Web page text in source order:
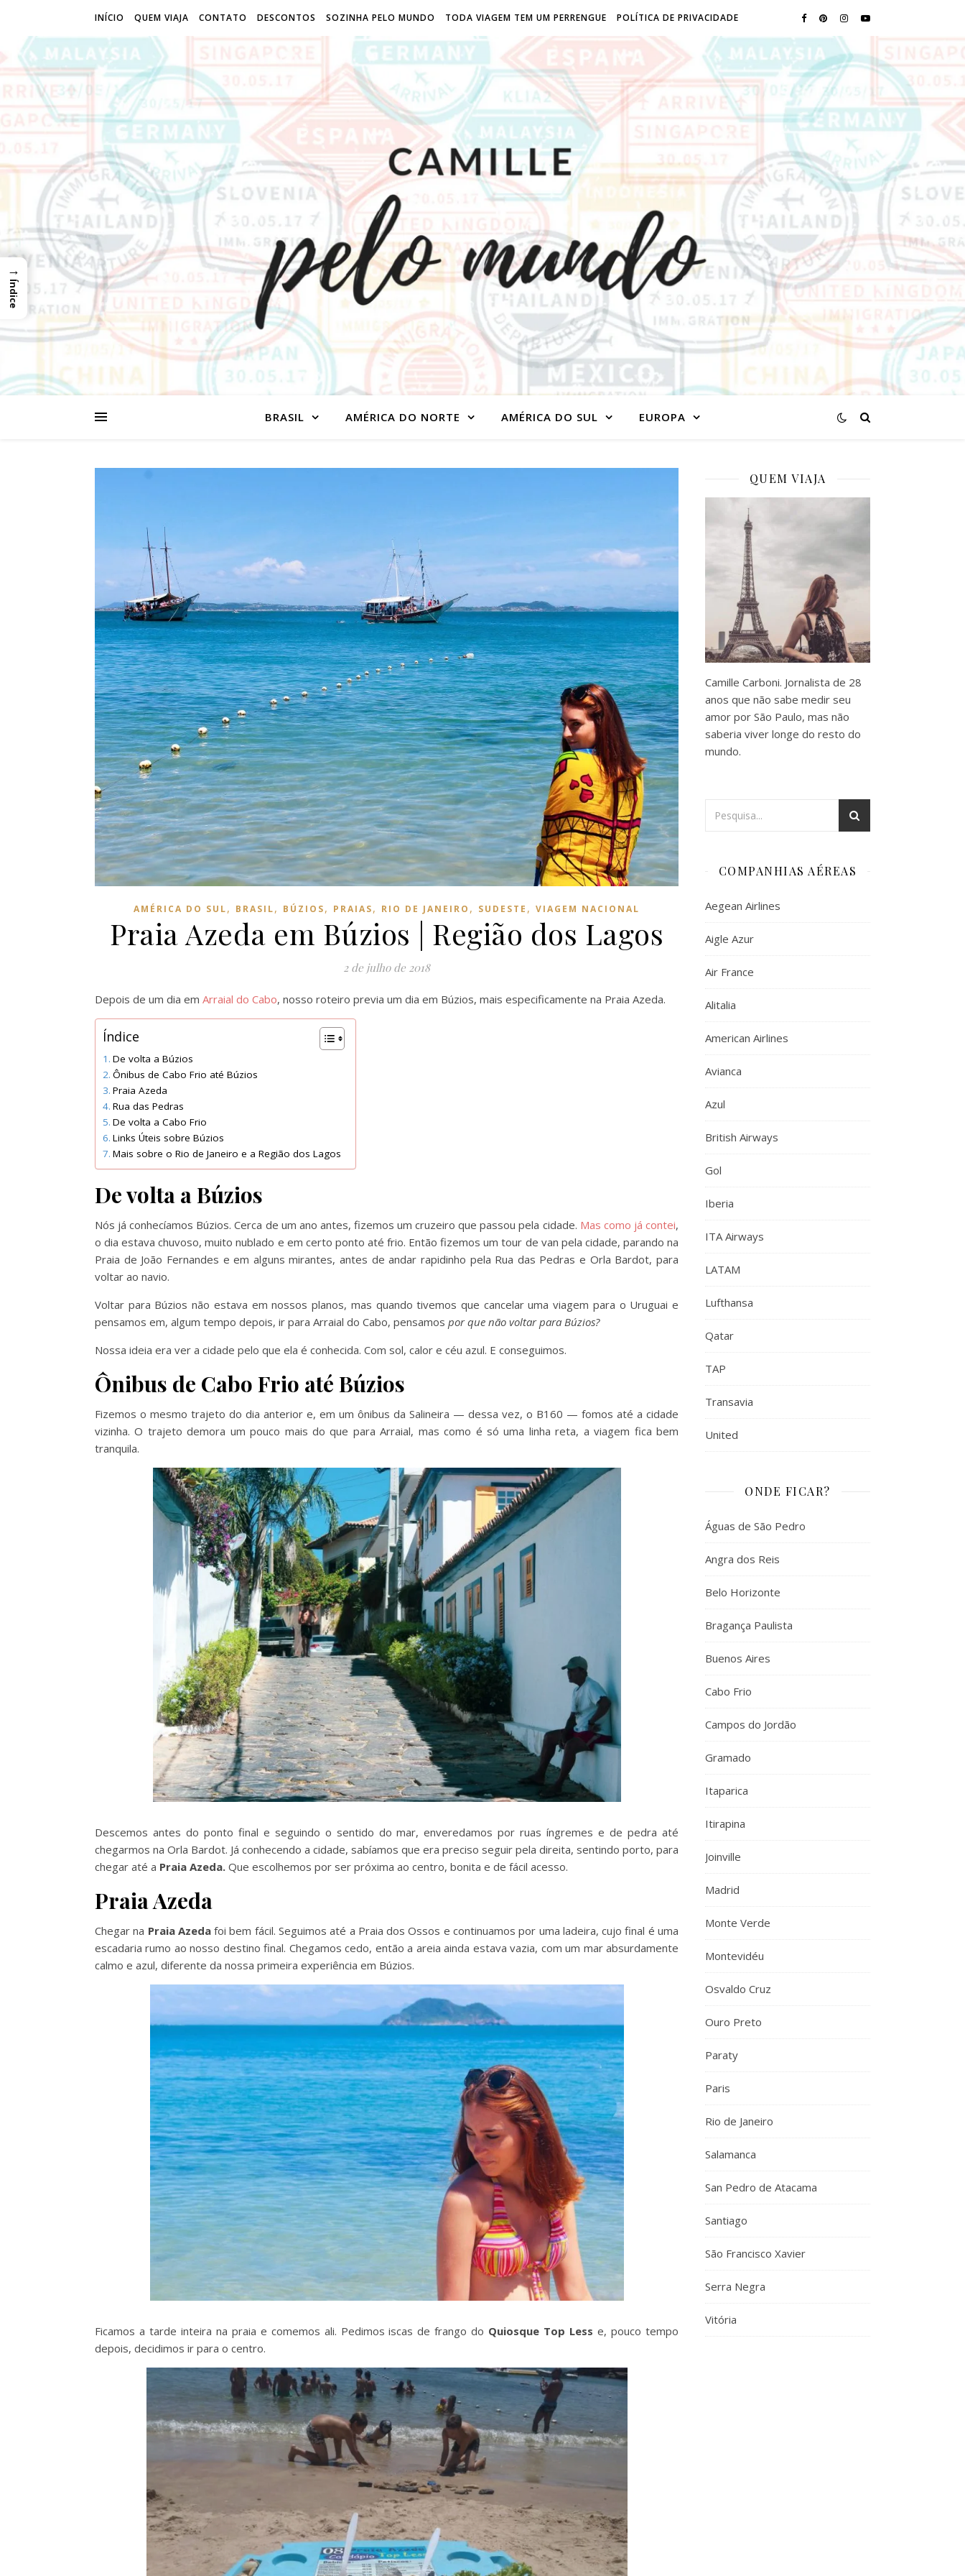
INÍCIO QUEM VIAJA CONTATO DESCONTOS SOZINHA PELO MUNDO TODA VIAGEM TEM UM PERRENGUE POLÍTICA DE PRIVACIDADE
BRASIL AMÉRICA DO NORTE AMÉRICA DO SUL EUROPA
AMÉRICA DO SUL, BRASIL, BÚZIOS, PRAIAS, RIO DE JANEIRO , SUDESTE , VIAGEM NACIONAL
Praia Azeda em Búzios | Região dos Lagos
2 de julho de 2018
Depois de um dia em Arraial do Cabo, nosso roteiro previa um dia em Búzios, mais especificamente na Praia Azeda.
Índice
De volta a Búzios
Ônibus de Cabo Frio até Búzios
Praia Azeda
Rua das Pedras
De volta a Cabo Frio
Links Úteis sobre Búzios
Mais sobre o Rio de Janeiro e a Região dos Lagos
De volta a Búzios
Nós já conhecíamos Búzios. Cerca de um ano antes, fizemos um cruzeiro que passou pela cidade. Mas como já contei,
o dia estava chuvoso, muito nublado e em certo ponto até frio. Então fizemos um tour de van pela cidade, parando na
Praia de João Fernandes e em alguns mirantes, antes de andar rapidinho pela Rua das Pedras e Orla Bardot, para
voltar ao navio.
Voltar para Búzios não estava em nossos planos, mas quando tivemos que cancelar uma viagem para o Uruguai e
pensamos em, algum tempo depois, ir para Arraial do Cabo, pensamos por que não voltar para Búzios?
Nossa ideia era ver a cidade pelo que ela é conhecida. Com sol, calor e céu azul. E conseguimos.
Ônibus de Cabo Frio até Búzios
Fizemos o mesmo trajeto do dia anterior e, em um ônibus da Salineira — dessa vez, o B160 — fomos até a cidade
vizinha. O trajeto demora um pouco mais do que para Arraial, mas como é só uma linha reta, a viagem fica bem
tranquila.
Descemos antes do ponto final e seguindo o sentido do mar, enveredamos por ruas íngremes e de pedra até
chegarmos na Orla Bardot. Já conhecendo a cidade, sabíamos que era preciso seguir pela direita, sentindo porto, para
chegar até a Praia Azeda. Que escolhemos por ser próxima ao centro, bonita e de fácil acesso.
Praia Azeda
Chegar na Praia Azedafoi bem fácil. Seguimos até a Praia dos Ossos e continuamos por uma ladeira, cujo final é uma
escadaria rumo ao nosso destino final. Chegamos cedo, então a areia ainda estava vazia, com um mar absurdamente
calmo e azul, diferente da nossa primeira experiência em Búzios.
Ficamos a tarde inteira na praia e comemos ali. Pedimos iscas de frango do Quiosque Top Lesse, pouco tempo
depois, decidimos ir para o centro.
QUEM VIAJA
Camille Carboni. Jornalista de 28
anos que não sabe medir seu
amor por São Paulo, mas não
saberia viver longe do resto do
mundo.
COMPANHIAS AÉREAS
Aegean Airlines
Aigle Azur
Air France
Alitalia
American Airlines
Avianca
Azul
British Airways
Gol
Iberia
ITA Airways
LATAM
Lufthansa
Qatar
TAP
Transavia
United
ONDE FICAR?
Águas de São Pedro
Angra dos Reis
Belo Horizonte
Bragança Paulista
Buenos Aires
Cabo Frio
Campos do Jordão
Gramado
Itaparica
Itirapina
Joinville
Madrid
Monte Verde
Montevidéu
Osvaldo Cruz
Ouro Preto
Paraty
Paris
Rio de Janeiro
Salamanca
San Pedro de Atacama
Santiago
São Francisco Xavier
Serra Negra
Vitória
→
Índice